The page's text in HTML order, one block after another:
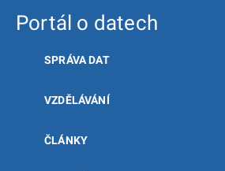
Portál o datech
SPRÁVA DAT
VZDĚLÁVÁNÍ
ČLÁNKY